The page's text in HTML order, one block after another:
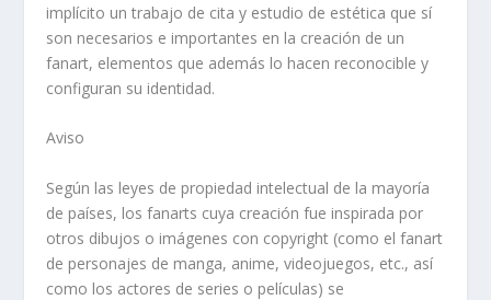
implícito un trabajo de cita y estudio de estética que sí
son necesarios e importantes en la creación de un
fanart, elementos que además lo hacen reconocible y
configuran su identidad.
Aviso
Según las leyes de propiedad intelectual de la mayoría
de países, los fanarts cuya creación fue inspirada por
otros dibujos o imágenes con copyright (como el fanart
de personajes de manga, anime, videojuegos, etc., así
como los actores de series o películas) se